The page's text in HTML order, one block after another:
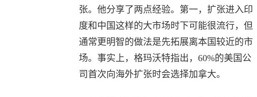
张。他分享了两点经验。第一，扩张进入印
度和中国这样的大市场时下可能很流行，但
通常更明智的做法是先拓展离本国较近的市
场。事实上，格玛沃特指出，60%的美国公
司首次向海外扩张时会选择加拿大。